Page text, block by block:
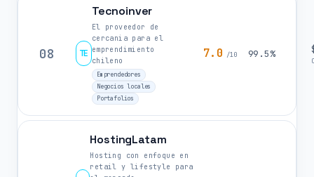
08 TE
Tecnoinver
El proveedor de
cercania para el
emprendimiento
chileno
Emprendedores
Negocios locales
Portafolios
7.0 /10 99.5%
HostingLatam
Hosting con enfoque en
retail y lifestyle para